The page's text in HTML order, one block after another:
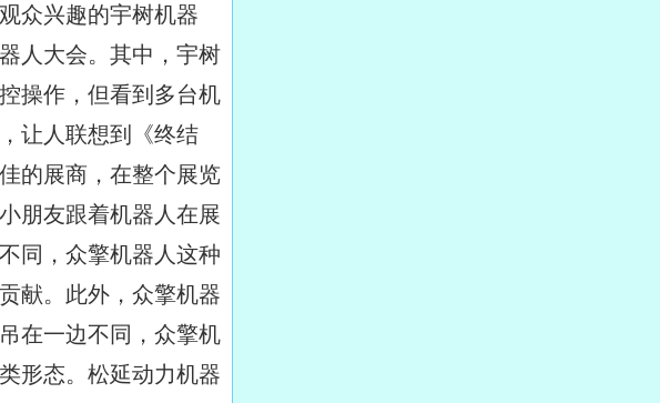
众兴趣的宇树机器
人大会。其中，宇树
操作，但看到多台机
让人联想到《终结
的展商，在整个展览
朋友跟着机器人在展
同，众擎机器人这种
献。此外，众擎机器
在一边不同，众擎机
形态。松延动力机器